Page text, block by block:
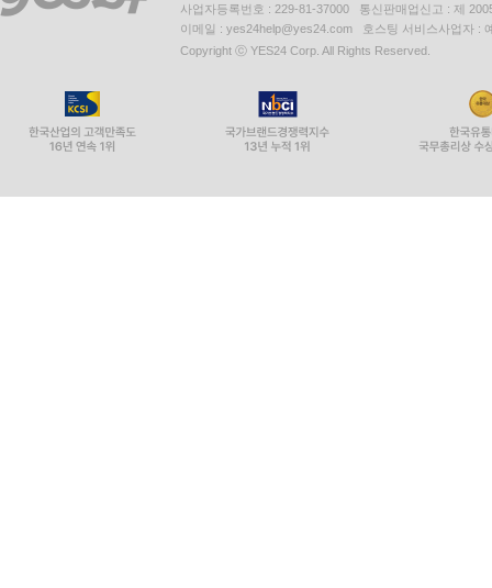
사업자등록번호 : 229-81-37000 통신판매업신고 : 제
이메일 : yes24help@yes24.com 호스팅 서비스사업자 :
Copyright ⓒ YES24 Corp. All Rights Reserved.